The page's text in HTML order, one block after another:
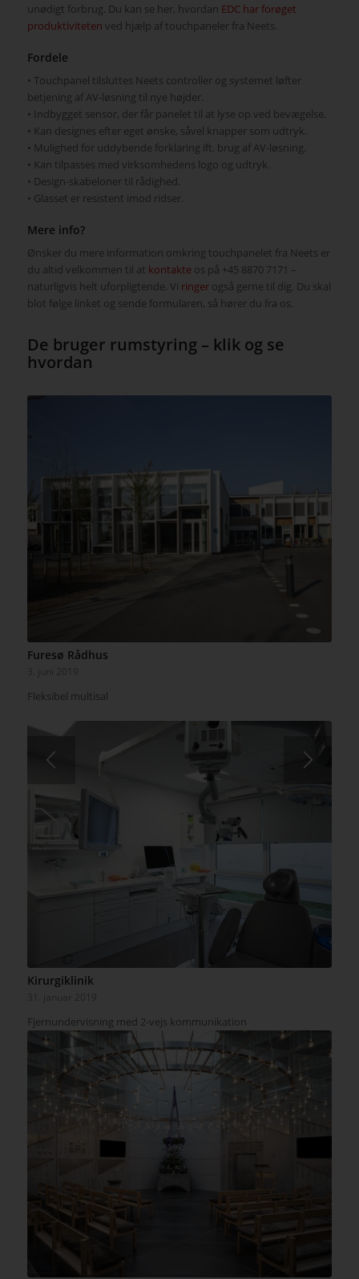
unødigt forbrug. Du kan se her, hvordan EDC har forøget
produktiviteten ved hjælp af touchpaneler fra Neets.
Fordele
• Touchpanel tilsluttes Neets controller og systemet løfter
betjening af AV-løsning til nye højder.
• Indbygget sensor, der får panelet til at lyse op ved bevægelse.
• Kan designes efter eget ønske, såvel knapper som udtryk.
• Mulighed for uddybende forklaring ift. brug af AV-løsning.
• Kan tilpasses med virksomhedens logo og udtryk.
• Design-skabeloner til rådighed.
• Glasset er resistent imod ridser.
Mere info?
Ønsker du mere information omkring touchpanelet fra Neets er
du altid velkommen til at kontakteos på +45 8870 7171 –
naturligvis helt uforpligtende. Vi ringerogså gerne til dig. Du skal
blot følge linket og sende formularen, så hører du fra os.
De bruger rumstyring – klik og se
hvordan
Furesø Rådhus
Fleksibel multisal
Kirurgiklinik
Fjernundervisning med 2-vejs kommunikation